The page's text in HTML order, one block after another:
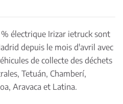
électrique Irizar ietruck sont
depuis le mois d'avril avec
de collecte des déchets
Tetuán, Chamberí,
Aravaca et Latina.